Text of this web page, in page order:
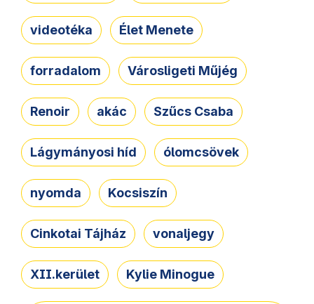
videotéka Élet Menete
forradalom Városligeti Műjég
Renoir akác Szűcs Csaba
Lágymányosi híd ólomcsövek
nyomda Kocsiszín
Cinkotai Tájház vonaljegy
XII.kerület Kylie Minogue